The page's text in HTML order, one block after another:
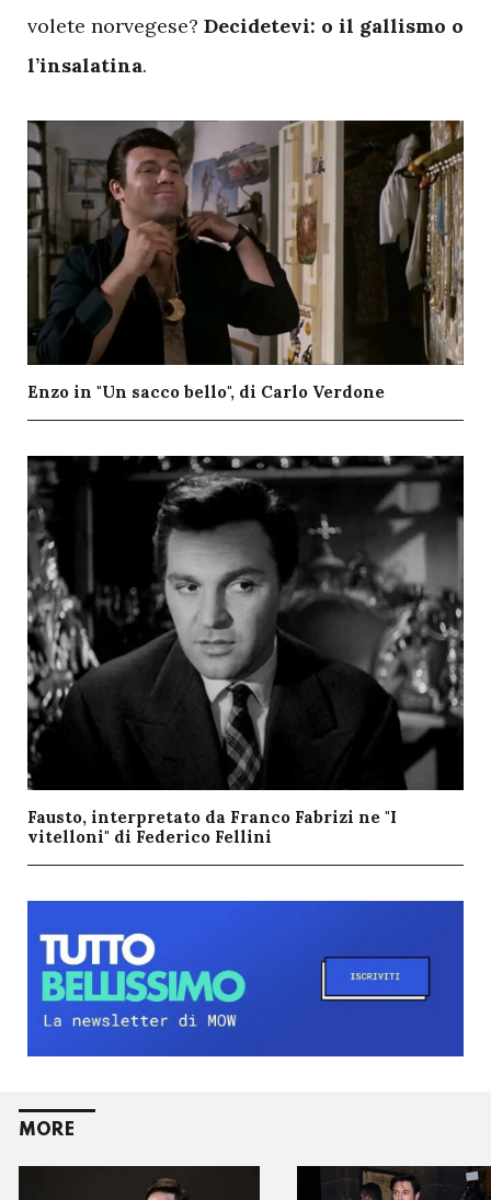
volete norvegese? Decidetevi: o il gallismo o
l’insalatina.
Enzo in "Un sacco bello", di Carlo Verdone
Fausto, interpretato da Franco Fabrizi ne "I
vitelloni" di Federico Fellini
MORE